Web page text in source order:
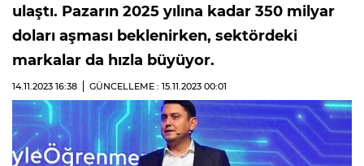
ulaştı. Pazarın 2025 yılına kadar 350 milyar
doları aşması beklenirken, sektördeki
markalar da hızla büyüyor.
14.11.2023 16:38 GÜNCELLEME : 15.11.2023 00:01